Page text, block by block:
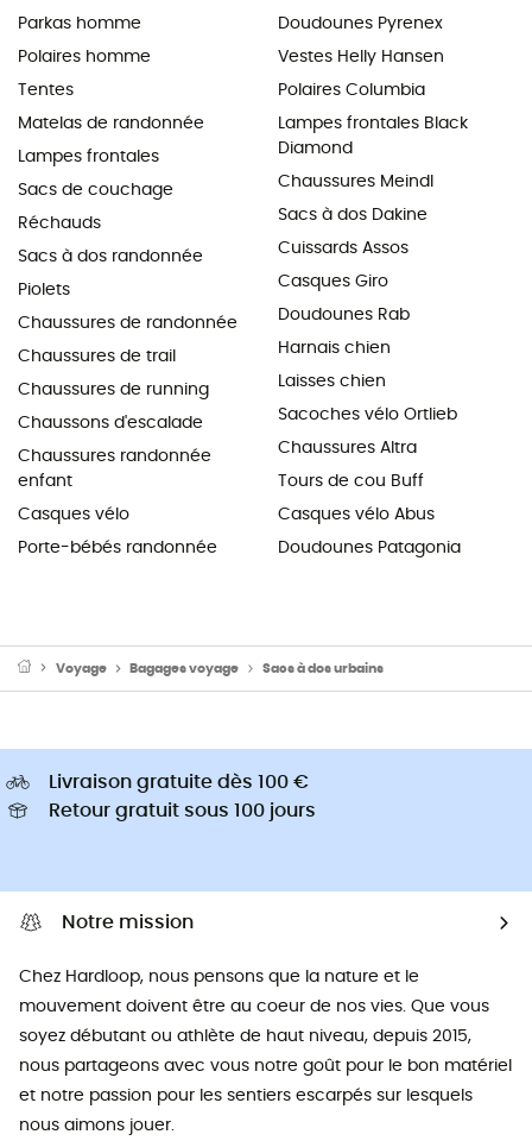
Parkas homme
Polaires homme
Tentes
Matelas de randonnée
Lampes frontales
Sacs de couchage
Réchauds
Sacs à dos randonnée
Piolets
Chaussures de randonnée
Chaussures de trail
Chaussures de running
Chaussons d'escalade
Chaussures randonnée
enfant
Casques vélo
Porte-bébés randonnée
Doudounes Pyrenex
Vestes Helly Hansen
Polaires Columbia
Lampes frontales Black
Diamond
Chaussures Meindl
Sacs à dos Dakine
Cuissards Assos
Casques Giro
Doudounes Rab
Harnais chien
Laisses chien
Sacoches vélo Ortlieb
Chaussures Altra
Tours de cou Buff
Casques vélo Abus
Doudounes Patagonia
Voyage Bagages voyage Sacs à dos urbains
Livraison gratuite dès 100 €
Retour gratuit sous 100 jours
Notre mission
Chez Hardloop, nous pensons que la nature et le
mouvement doivent être au coeur de nos vies. Que vous
soyez débutant ou athlète de haut niveau, depuis 2015,
nous partageons avec vous notre goût pour le bon matériel
et notre passion pour les sentiers escarpés sur lesquels
nous aimons jouer.